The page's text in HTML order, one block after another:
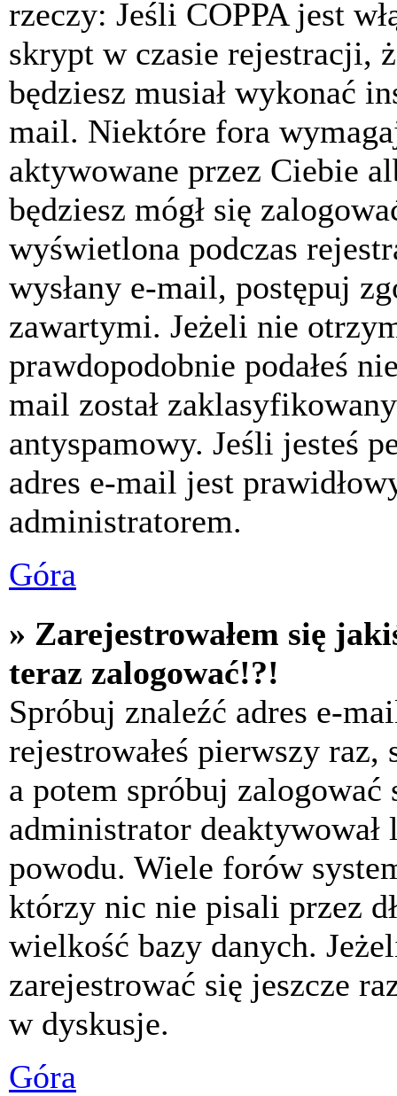
rzeczy: Jeśli COPPA jest
skrypt w czasie rejestracji,
będziesz musiał wykonać
mail. Niektóre fora
aktywowane przez Ciebie
będziesz mógł się
wyświetlona podczas
wysłany e-mail, postępuj
zawartymi. Jeżeli nie
prawdopodobnie podałeś
mail został
antyspamowy. Jeśli jesteś
adres e-mail jest
administratorem.
Góra
» Zarejestrowałem się
teraz zalogować!?!
Spróbuj znaleźć adres e-
rejestrowałeś pierwszy
a potem spróbuj
administrator deaktywował
powodu. Wiele forów
którzy nic nie pisali przez
wielkość bazy danych.
zarejestrować się jeszcze
w dyskusje.
Góra